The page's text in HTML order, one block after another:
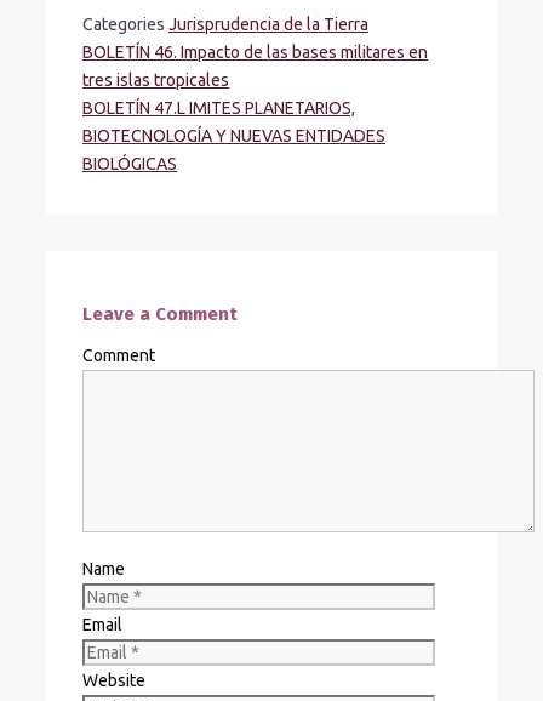
Categories Jurisprudencia de la Tierra
BOLETÍN 46. Impacto de las bases militares en
tres islas tropicales
BOLETÍN 47.L IMITES PLANETARIOS,
BIOTECNOLOGÍA Y NUEVAS ENTIDADES
BIOLÓGICAS
Leave a Comment
Comment
Name
Email
Website